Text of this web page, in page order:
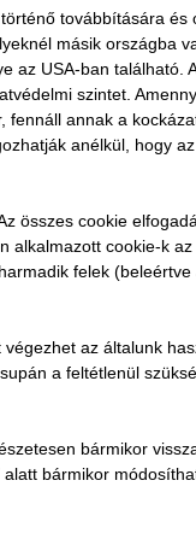
hogy a
olyan
több
közül
azt
nemcsak
járművel,
továbbítására és
másik országba
az USA-ban található.
szintet.
fennáll annak a
anélkül, hogy
összes cookie
alkalmazott cookie-k
felek (beleértve
az általunk
a feltétlenül
bármikor
bármikor